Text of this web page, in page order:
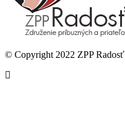
© Copyright 2022 ZPP Radosť